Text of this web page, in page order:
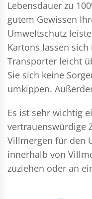
Lebensdauer zu
gutem Gewissen
Umweltschutz
Kartons lassen
Transporter leicht
Sie sich keine
umkippen.
Es ist sehr wichtig
vertrauenswürdige
Villmergen für den
innerhalb von
zuziehen oder an